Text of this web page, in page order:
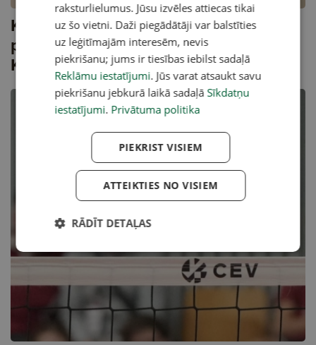
Kristaps Zutis par imigrantiem,
patriotiskumu, Briedi un cīņu pret
Kambalu
raksturlielumus. Jūsu izvēles attiecas tikai
uz šo vietni. Daži piegādātāji var balstīties
uz leģitīmajām interesēm, nevis
piekrišanu; jums ir tiesības iebilst sadaļā
Reklāmu iestatījumi. Jūs varat atsaukt savu
piekrišanu jebkurā laikā sadaļā Sīkdatņu
iestatījumi. Privātuma politika
PIEKRIST VISIEM
ATTEIKTIES NO VISIEM
RĀDĪT DETAĻAS